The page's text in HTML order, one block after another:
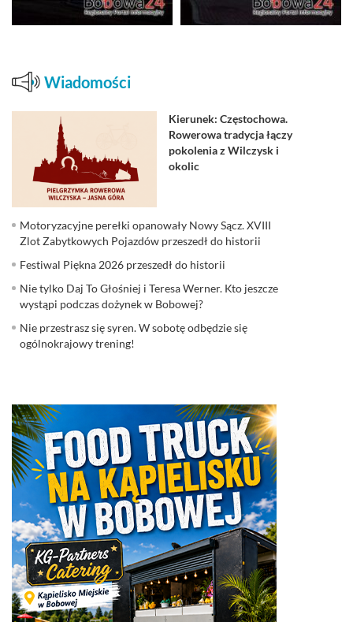
Wiadomości
Kierunek: Częstochowa.
Rowerowa tradycja łączy
pokolenia z Wilczysk i
okolic
Motoryzacyjne perełki opanowały Nowy Sącz. XVIII
Zlot Zabytkowych Pojazdów przeszedł do historii
Festiwal Piękna 2026 przeszedł do historii
Nie tylko Daj To Głośniej i Teresa Werner. Kto jeszcze
wystąpi podczas dożynek w Bobowej?
Nie przestrasz się syren. W sobotę odbędzie się
ogólnokrajowy trening!